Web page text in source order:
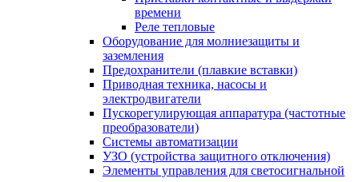
времени
Реле тепловые
Оборудование для молниезащиты и
заземления
Предохранители (плавкие вставки)
Приводная техника, насосы и
электродвигатели
Пускорегулирующая аппаратура (частотные
преобразователи)
Системы автоматизации
УЗО (устройства защитного отключения)
Элементы управления для светосигнальной